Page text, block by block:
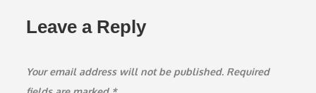
Leave a Reply
Your email address will not be published. Required